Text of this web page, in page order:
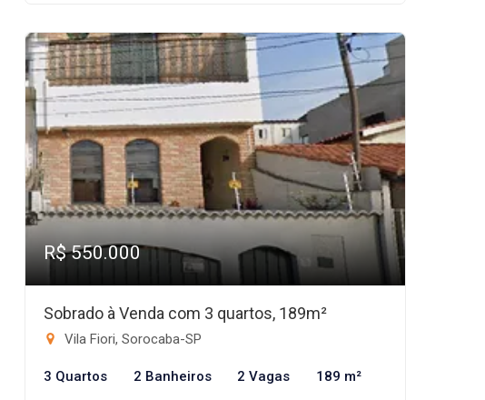
R$ 550.000
Sobrado à Venda com 3 quartos, 189m²
Vila Fiori, Sorocaba-SP
3 Quartos 2 Banheiros 2 Vagas 189 m²